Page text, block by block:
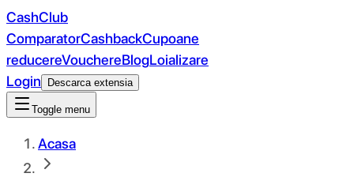
CashClub
ComparatorCashbackCupoane
reducereVouchereBlogLoializare
Login
Descarca extensia
Toggle menu
Acasa